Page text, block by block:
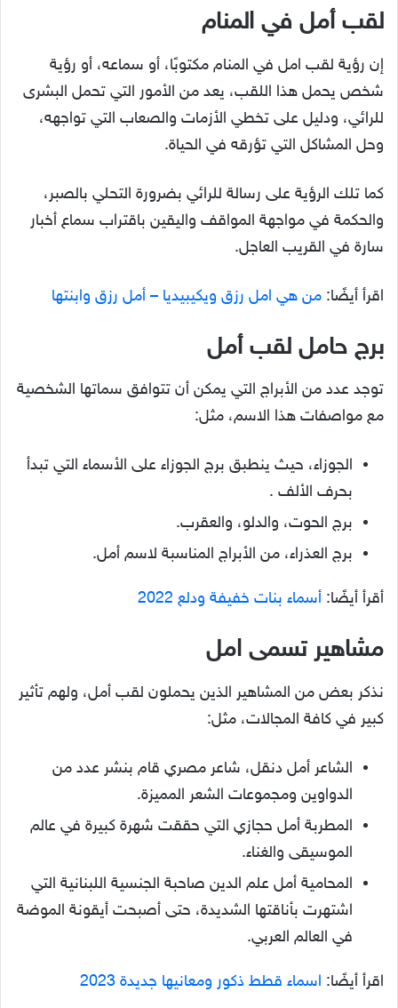
لقب أمل في المنام
إن رؤية لقب امل في المنام مكتوبًا، أو سماعه، أو رؤية
شخص يحمل هذا اللقب، يعد من الأمور التي تحمل البشرى
للرائي، ودليل على تخطي الأزمات والصعاب التي تواجهه،
وحل المشاكل التي تؤرقه في الحياة.
كما تلك الرؤية على رسالة للرائي بضرورة التحلي بالصبر،
والحكمة في مواجهة المواقف واليقين باقتراب سماع أخبار
سارة في القريب العاجل.
اقرأ أيضًا: من هي امل رزق ويكيبيديا – أمل رزق وابنتها
برج حامل لقب أمل
توجد عدد من الأبراج التي يمكن أن تتوافق سماتها الشخصية
مع مواصفات هذا الاسم، مثل:
الجوزاء، حيث ينطبق برج الجوزاء على الأسماء التي تبدأ
بحرف الألف .
برج الحوت، والدلو، والعقرب.
برج العذراء، من الأبراج المناسبة لاسم أمل.
أقرأ أيضًا: أسماء بنات خفيفة ودلع 2022
مشاهير تسمى امل
نذكر بعض من المشاهير الذين يحملون لقب أمل، ولهم تأثير
كبير في كافة المجالات، مثل:
الشاعر أمل دنقل، شاعر مصري قام بنشر عدد من
الدواوين ومجموعات الشعر المميزة.
المطربة أمل حجازي التي حققت شهرة كبيرة في عالم
الموسيقى والغناء.
المحامية أمل علم الدين صاحبة الجنسية اللبنانية التي
اشتهرت بأناقتها الشديدة، حتى أصبحت أيقونة الموضة
في العالم العربي.
اقرأ أيضًا: اسماء قطط ذكور ومعانيها جديدة 2023